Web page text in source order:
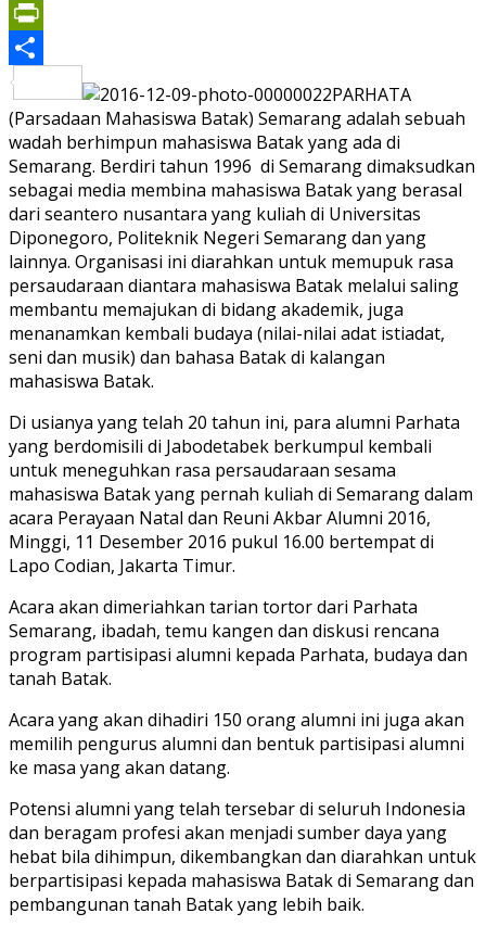
Print
PrintFriendly
Share
PARHATA
(Parsadaan Mahasiswa Batak) Semarang adalah sebuah
wadah berhimpun mahasiswa Batak yang ada di
Semarang. Berdiri tahun 1996 di Semarang dimaksudkan
sebagai media membina mahasiswa Batak yang berasal
dari seantero nusantara yang kuliah di Universitas
Diponegoro, Politeknik Negeri Semarang dan yang
lainnya. Organisasi ini diarahkan untuk memupuk rasa
persaudaraan diantara mahasiswa Batak melalui saling
membantu memajukan di bidang akademik, juga
menanamkan kembali budaya (nilai-nilai adat istiadat,
seni dan musik) dan bahasa Batak di kalangan
mahasiswa Batak.
Di usianya yang telah 20 tahun ini, para alumni Parhata
yang berdomisili di Jabodetabek berkumpul kembali
untuk meneguhkan rasa persaudaraan sesama
mahasiswa Batak yang pernah kuliah di Semarang dalam
acara Perayaan Natal dan Reuni Akbar Alumni 2016,
Minggi, 11 Desember 2016 pukul 16.00 bertempat di
Lapo Codian, Jakarta Timur.
Acara akan dimeriahkan tarian tortor dari Parhata
Semarang, ibadah, temu kangen dan diskusi rencana
program partisipasi alumni kepada Parhata, budaya dan
tanah Batak.
Acara yang akan dihadiri 150 orang alumni ini juga akan
memilih pengurus alumni dan bentuk partisipasi alumni
ke masa yang akan datang.
Potensi alumni yang telah tersebar di seluruh Indonesia
dan beragam profesi akan menjadi sumber daya yang
hebat bila dihimpun, dikembangkan dan diarahkan untuk
berpartisipasi kepada mahasiswa Batak di Semarang dan
pembangunan tanah Batak yang lebih baik.